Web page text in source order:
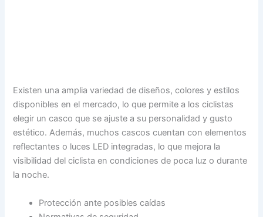
Existen una amplia variedad de diseños, colores y estilos
disponibles en el mercado, lo que permite a los ciclistas
elegir un casco que se ajuste a su personalidad y gusto
estético. Además, muchos cascos cuentan con elementos
reflectantes o luces LED integradas, lo que mejora la
visibilidad del ciclista en condiciones de poca luz o durante
la noche.
Protección ante posibles caídas